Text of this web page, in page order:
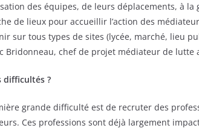
des équipes, de leurs déplacements, à
de lieux pour accueillir l’action des
sur tous types de sites (lycée, marché, lieu
Bridonneau, chef de projet médiateur de lutte
difficultés ?
grande difficulté est de recruter des
Ces professions sont déjà largement